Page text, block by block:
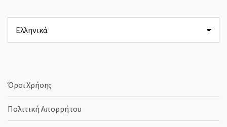
μια
γλώσσα
Όροι Χρήσης
Πολιτική Απορρήτου